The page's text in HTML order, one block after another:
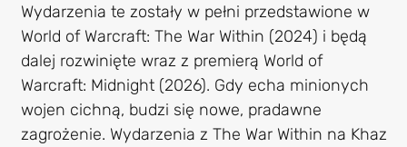
Wydarzenia te zostały w pełni przedstawione w
World of Warcraft: The War Within (2024) i będą
dalej rozwinięte wraz z premierą World of
Warcraft: Midnight (2026). Gdy echa minionych
wojen cichną, budzi się nowe, pradawne
zagrożenie. Wydarzenia z The War Within na Khaz